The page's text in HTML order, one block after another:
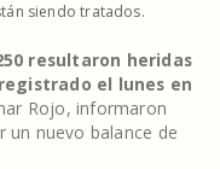
siendo tratados.
resultaron heridas
el lunes en
Rojo, informaron
un nuevo balance de